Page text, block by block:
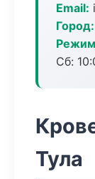
Email:
Город:
Сб:
Тула